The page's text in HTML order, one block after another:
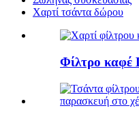
Χαρτί τσάντα δώρου
Φίλτρο καφέ